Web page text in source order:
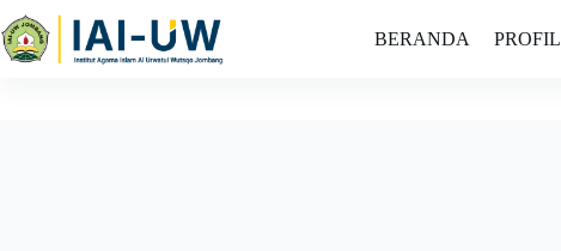
BERANDA PROFIL